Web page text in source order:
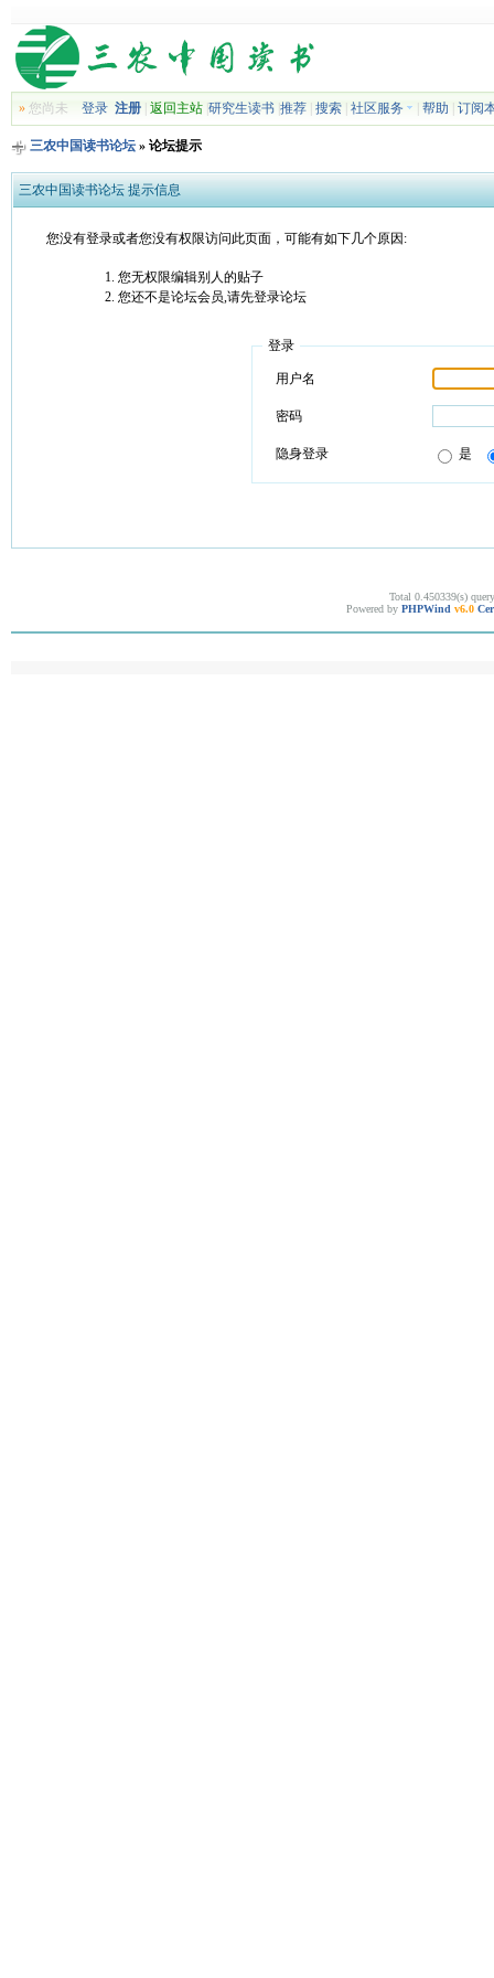
»您尚未 登录 注册| 返回主站| 研究生读书| 推荐| 搜索| 社区服务 帮助 订阅
三农中国读书论坛» 论坛提示
三农中国读书论坛 提示信息
您没有登录或者您没有权限访问此页面，可能有如下几个原因:
您无权限编辑别人的贴子
您还不是论坛会员,请先登录论坛
登录
用户名
密码
隐身登录 是
Total 0.450339(s)
Powered by PHPWind v6.0